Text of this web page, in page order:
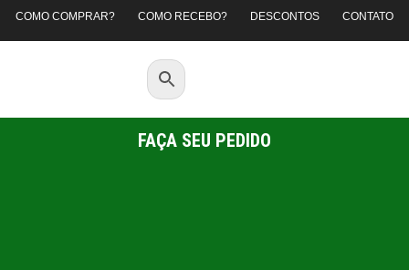
COMO COMPRAR? COMO RECEBO? DESCONTOS CONTATO
FAÇA SEU PEDIDO